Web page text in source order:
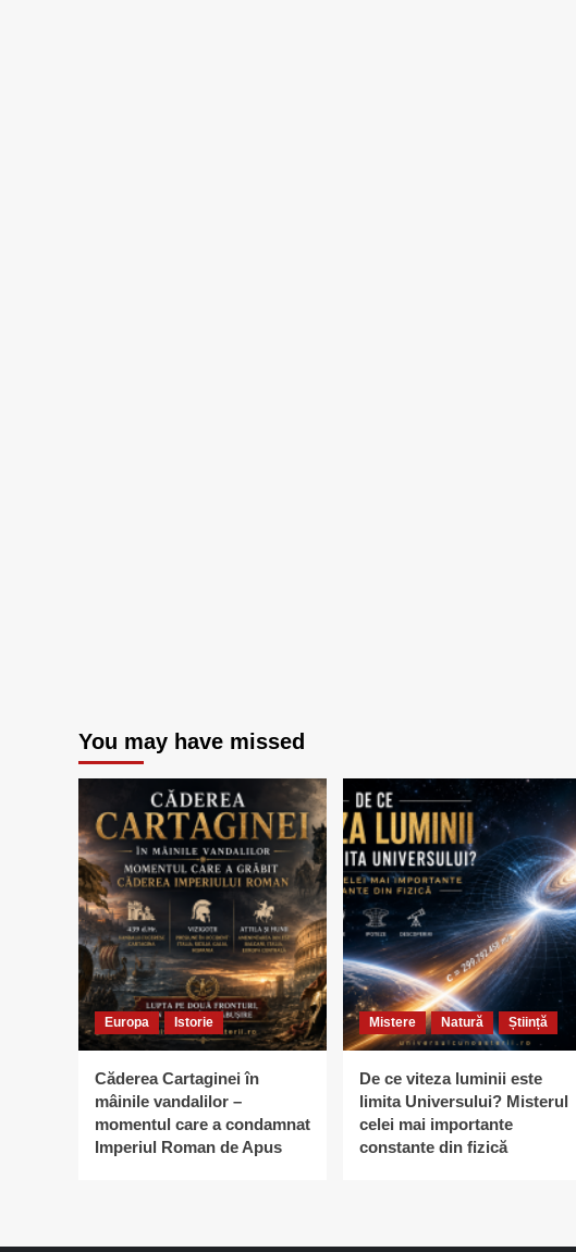
You may have missed
Europa Istorie
Căderea Cartaginei în
mâinile vandalilor –
momentul care a condamnat
Imperiul Roman de Apus
Mistere Natură Știință
De ce viteza luminii este
limita Universului? Misterul
celei mai importante
constante din fizică